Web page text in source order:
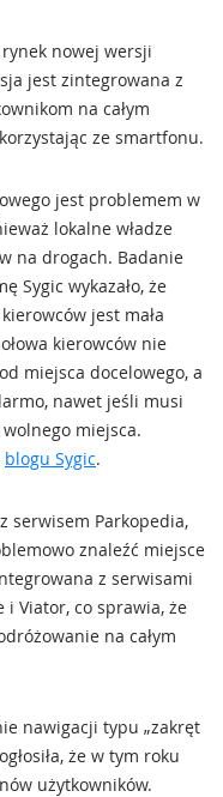
rynek nowej wersji
jest zintegrowana z
na całym
ze smartfonu.
jest problemem w
lokalne władze
na drogach. Badanie
Sygic wykazało, że
jest mała
kierowców nie
miejsca docelowego, a
nawet jeśli musi
miejsca.
blogu Sygic.
serwisem Parkopedia,
znaleźć miejsce
z serwisami
i Viator, co sprawia, że
na całym
nawigacji typu „zakręt
że w tym roku
użytkowników.